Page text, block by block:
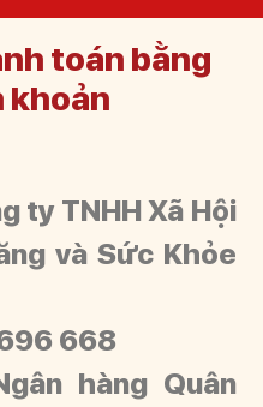
toán bằng
khoản
ty TNHH Xã Hội
và Sức Khỏe
668
hàng Quân